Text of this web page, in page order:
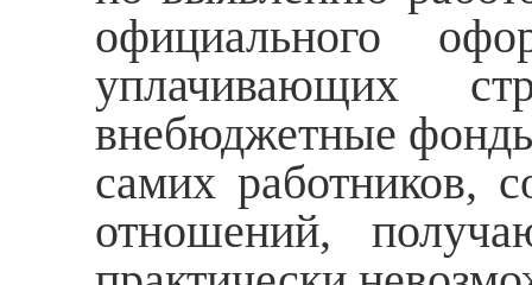
официального
уплачивающих
внебюджетные
самих работников,
отношений,